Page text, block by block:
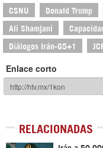
CSNU Donald Trump
Ali Shamjani
Diálogos Irán-G5+1
Enlace corto
RELACIONADAS
Irán a 50